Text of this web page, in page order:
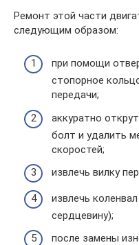
Ремонт этой части
следующим образом:
при помощи
стопорное
передачи;
аккуратно
болт и удалить
скоростей;
извлечь вилку
извлечь
сердцевину);
после замены